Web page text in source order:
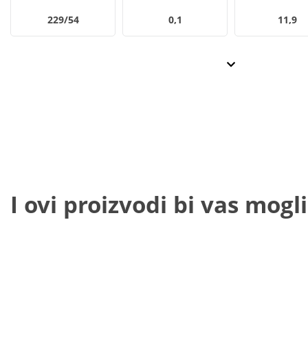
229/54 0,1 11,9
I ovi proizvodi bi vas